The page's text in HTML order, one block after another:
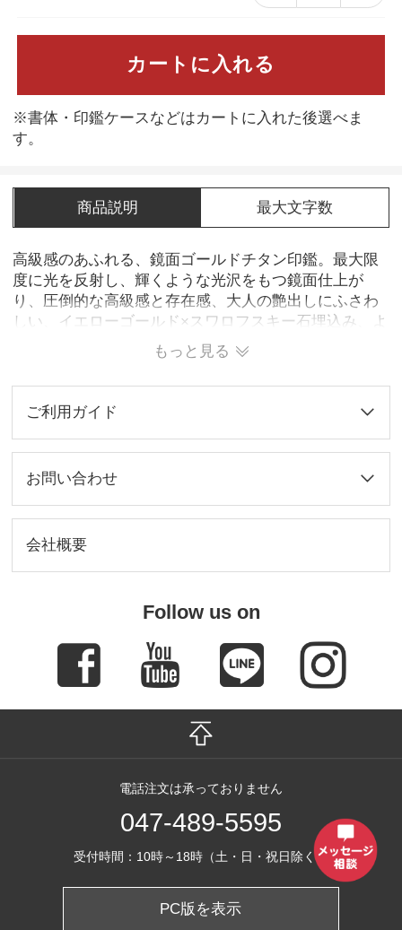
カートに入れる
※書体・印鑑ケースなどはカートに入れた後選べま
す。
商品説明 最大文字数
高級感のあふれる、鏡面ゴールドチタン印鑑。最大限
度に光を反射し、輝くような光沢をもつ鏡面仕上が
り、圧倒的な高級感と存在感、大人の艶出しにふさわ
しい、イエローゴールド×スワロフスキー石埋込み、よ
り贅沢に自分だけのオリジナル印鑑を！純チタン製、
お肌にやさしぃ、金属アレルギーの心配がなく、安心
してお使い頂けます。
もっと見る
ご利用ガイド
お問い合わせ
会社概要
Follow us on
電話注文は承っておりません
047-489-5595
受付時間：10時～18時（土・日・祝日除く）
PC版を表示